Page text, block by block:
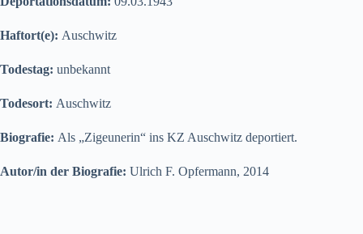
Haftort(e): Auschwitz
Todestag: unbekannt
Todesort: Auschwitz
Biografie: Als „Zigeunerin“ ins KZ Auschwitz deportiert.
Autor/in der Biografie: Ulrich F. Opfermann, 2014